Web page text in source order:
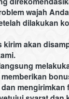
wajah
dilakukan
kirim akan
mengirimkan